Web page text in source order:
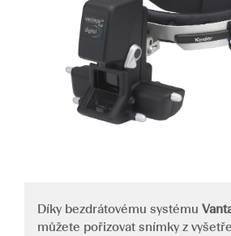
Díky bezdrátovému systému
můžete pořizovat snímky z